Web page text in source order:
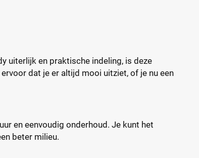
uiterlijk en praktische indeling, is deze
dat je er altijd mooi uitziet, of je nu een
en eenvoudig onderhoud. Je kunt het
beter milieu.